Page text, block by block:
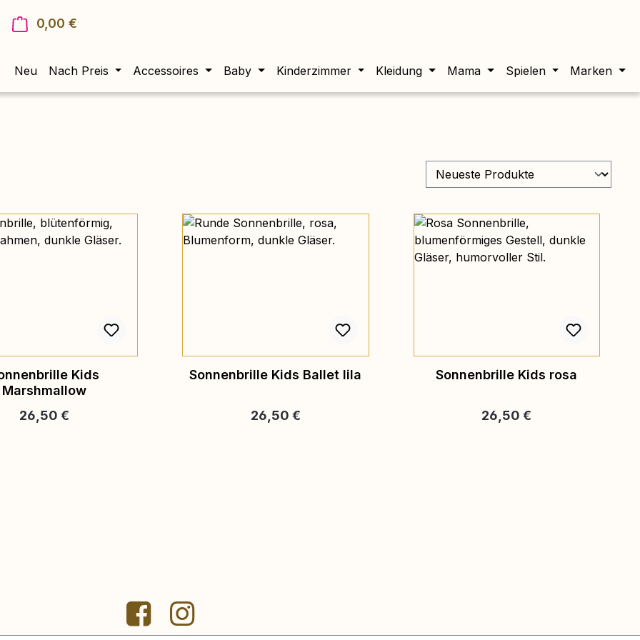
0,00 €
Neu Nach Preis Accessoires Baby Kinderzimmer Kleidung Mama Spielen Marken
Kids
Marshmallow
Regulärer Preis:
26,50 €
Sonnenbrille Kids Ballet lila
Regulärer Preis:
26,50 €
Sonnenbrille Kids rosa
Regulärer Preis:
26,50 €